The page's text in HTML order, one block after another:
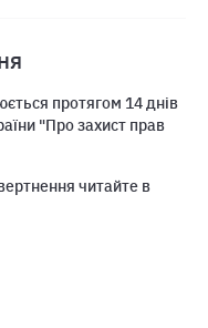
протягом 14 днів
"Про захист прав
читайте в